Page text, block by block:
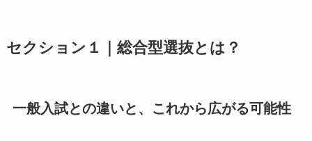
セクション１｜総合型選抜とは？
一般入試との違いと、これから広がる可能性